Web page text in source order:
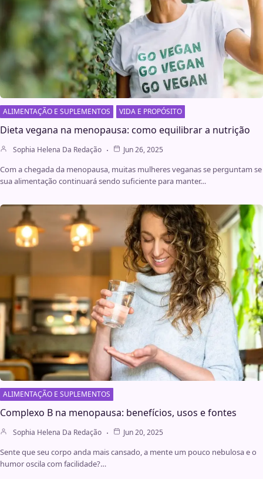
ALIMENTAÇÃO E SUPLEMENTOS VIDA E PROPÓSITO
Dieta vegana na menopausa: como equilibrar a nutrição
Sophia Helena Da Redação Jun 26, 2025
Com a chegada da menopausa, muitas mulheres veganas se perguntam se
sua alimentação continuará sendo suficiente para manter…
ALIMENTAÇÃO E SUPLEMENTOS
Complexo B na menopausa: benefícios, usos e fontes
Sophia Helena Da Redação Jun 20, 2025
Sente que seu corpo anda mais cansado, a mente um pouco nebulosa e o
humor oscila com facilidade?…